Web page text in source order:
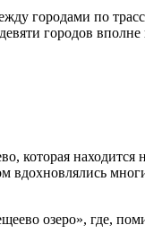
городами по
городов
которая находится
вдохновлялись
озеро», где,